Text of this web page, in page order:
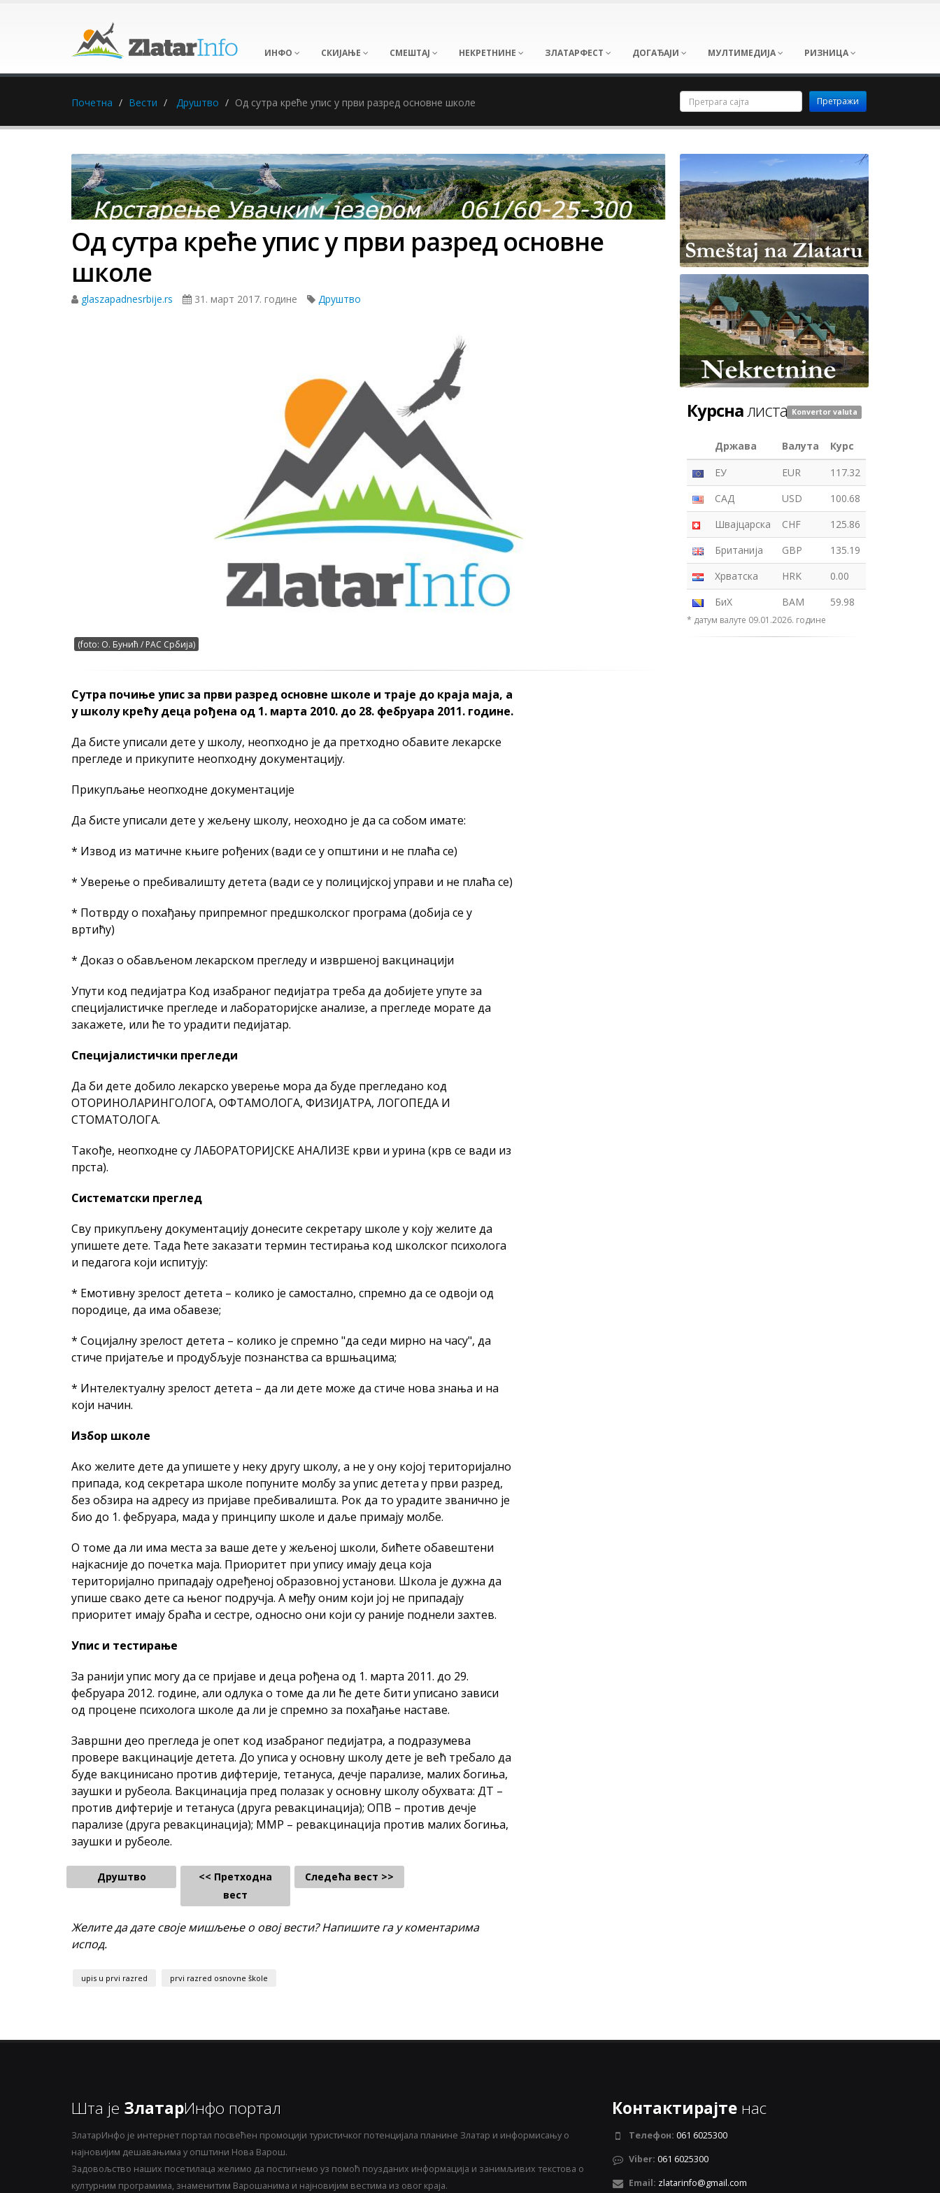
ИНФО СКИЈАЊЕ СМЕШТАЈ НЕКРЕТНИНЕ ЗЛАТАРФЕСТ ДОГАЂАЈИ МУЛТИМЕДИЈА РИЗНИЦА
Почетна Вести Друштво Од сутра креће упис у први разред основне школе
Од сутра креће упис у први разред основне
школе
glaszapadnesrbije.rs 31. март 2017. године Друштво
(foto: О. Бунић / РАС Србија)
Сутра почиње упис за први разред основне школе и траје до краја маја, а
у школу крећу деца рођена од 1. марта 2010. до 28. фебруара 2011. године.
Да бисте уписали дете у школу, неопходно је да претходно обавите лекарске
прегледе и прикупите неопходну документацију.
Прикупљање неопходне документације
Да бисте уписали дете у жељену школу, неоходно је да са собом имате:
* Извод из матичне књиге рођених (вади се у општини и не плаћа се)
* Уверење о пребивалишту детета (вади се у полицијској управи и не плаћа се)
* Потврду о похађању припремног предшколског програма (добија се у
вртићу)
* Доказ о обављеном лекарском прегледу и извршеној вакцинацији
Упути код педијатра Код изабраног педијатра треба да добијете упуте за
специјалистичке прегледе и лабораторијске анализе, а прегледе морате да
закажете, или ће то урадити педијатар.
Специјалистички прегледи
Да би дете добило лекарско уверење мора да буде прегледано код
ОТОРИНОЛАРИНГОЛОГА, ОФТАМОЛОГА, ФИЗИЈАТРА, ЛОГОПЕДА И
СТОМАТОЛОГА.
Такође, неопходне су ЛАБОРАТОРИЈСКЕ АНАЛИЗЕ крви и урина (крв се вади из
прста).
Систематски преглед
Сву прикупљену документацију донесите секретару школе у коју желите да
упишете дете. Тада ћете заказати термин тестирања код школског психолога
и педагога који испитују:
* Емотивну зрелост детета – колико је самостално, спремно да се одвоји од
породице, да има обавезе;
* Социјалну зрелост детета – колико је спремно "да седи мирно на часу", да
стиче пријатеље и продубљује познанства са вршњацима;
* Интелектуалну зрелост детета – да ли дете може да стиче нова знања и на
који начин.
Избор школе
Ако желите дете да упишете у неку другу школу, а не у ону којој територијално
припада, код секретара школе попуните молбу за упис детета у први разред,
без обзира на адресу из пријаве пребивалишта. Рок да то урадите званично је
био до 1. фебруара, мада у принципу школе и даље примају молбе.
О томе да ли има места за ваше дете у жељеној школи, бићете обавештени
најкасније до почетка маја. Приоритет при упису имају деца која
територијално припадају одређеној образовној установи. Школа је дужна да
упише свако дете са њеног подручја. А међу оним који јој не припадају
приоритет имају браћа и сестре, односно они који су раније поднели захтев.
Упис и тестирање
За ранији упис могу да се пријаве и деца рођена од 1. марта 2011. до 29.
фебруара 2012. године, али одлука о томе да ли ће дете бити уписано зависи
од процене психолога школе да ли је спремно за похађање наставе.
Завршни део прегледа је опет код изабраног педијатра, а подразумева
провере вакцинације детета. До уписа у основну школу дете је већ требало да
буде вакцинисано против дифтерије, тетануса, дечје парализе, малих богиња,
заушки и рубеола. Вакцинација пред полазак у основну школу обухвата: ДТ –
против дифтерије и тетануса (друга ревакцинација); ОПВ – против дечје
парализе (друга ревакцинација); ММР – ревакцинација против малих богиња,
заушки и рубеоле.
Друштво
<< Претходна
вест
Следећа вест >>
Желите да дате своје мишљење о овој вести? Напишите га у коментарима
испод.
upis u prvi razred prvi razred osnovne škole
Курсналиста Konvertor valuta
Држава Валута
Курс
ЕУ
EUR
117.32
САД
USD
100.68
Швајцарска
CHF
125.86
Британија
GBP
135.19
Хрватска
HRK
0.00
БиХ
BAM 59.98
* датум валуте 09.01.2026. године
Шта је ЗлатарИнфо портал
ЗлатарИнфо је интернет портал посвећен промоцији туристичког потенцијала планине Златар и информисању о
најновијим дешавањима у општини Нова Варош.
Задовољство наших посетилаца желимо да постигнемо уз помоћ поузданих информација и занимљивих текстова о
културним програмима, знаменитим Варошанима и најновијим вестима из овог краја.
Контактирајте нас
Телефон: 061 6025300
Viber: 061 6025300
Email: zlatarinfo@gmail.com